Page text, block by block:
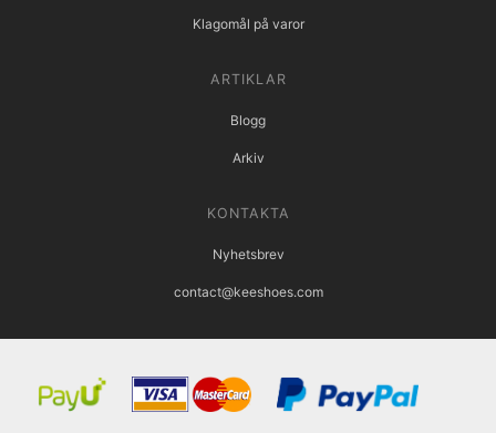
Klagomål på varor
ARTIKLAR
Blogg
Arkiv
KONTAKTA
Nyhetsbrev
contact@keeshoes.com